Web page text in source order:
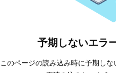
予期しないエラ
このページの読み込み時に予期し